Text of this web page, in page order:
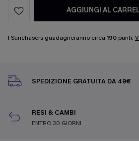
AGGIUNGI AL
I Sunchasers guadagneranno circa 190 punti.
SPEDIZIONE GRATUITA DA 49€
RESI & CAMBI
ENTRO 30 GIORNI